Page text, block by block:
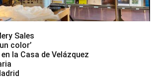
Sales
color’
la Casa de Velázquez